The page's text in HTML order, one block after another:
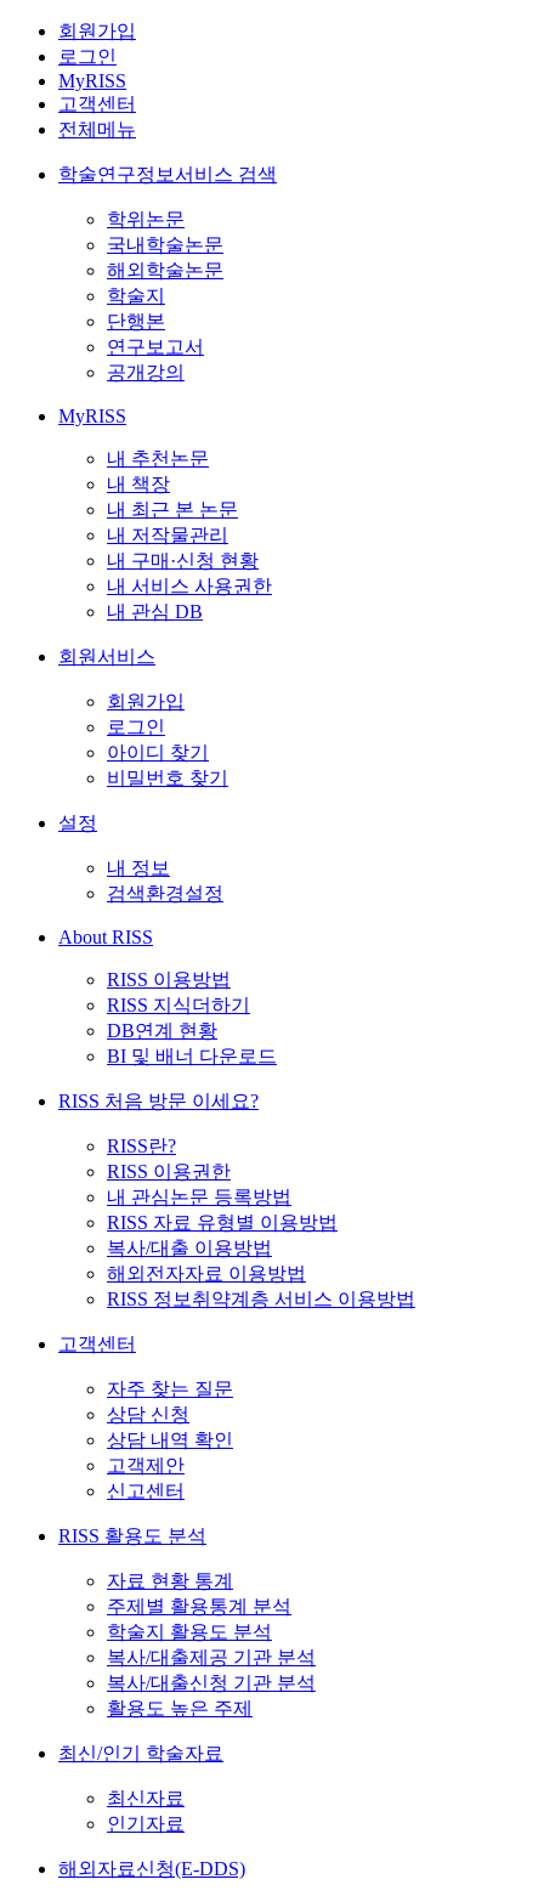
회원가입
로그인
MyRISS
고객센터
전체메뉴
학술연구정보서비스 검색
학위논문
국내학술논문
해외학술논문
학술지
단행본
연구보고서
공개강의
MyRISS
내 추천논문
내 책장
내 최근 본 논문
내 저작물관리
내 구매·신청 현황
내 서비스 사용권한
내 관심 DB
회원서비스
회원가입
로그인
아이디 찾기
비밀번호 찾기
설정
내 정보
검색환경설정
About RISS
RISS 이용방법
RISS 지식더하기
DB연계 현황
BI 및 배너 다운로드
RISS 처음 방문 이세요?
RISS란?
RISS 이용권한
내 관심논문 등록방법
RISS 자료 유형별 이용방법
복사/대출 이용방법
해외전자자료 이용방법
RISS 정보취약계층 서비스 이용방법
고객센터
자주 찾는 질문
상담 신청
상담 내역 확인
고객제안
신고센터
RISS 활용도 분석
자료 현황 통계
주제별 활용통계 분석
학술지 활용도 분석
복사/대출제공 기관 분석
복사/대출신청 기관 분석
활용도 높은 주제
최신/인기 학술자료
최신자료
인기자료
해외자료신청(E-DDS)